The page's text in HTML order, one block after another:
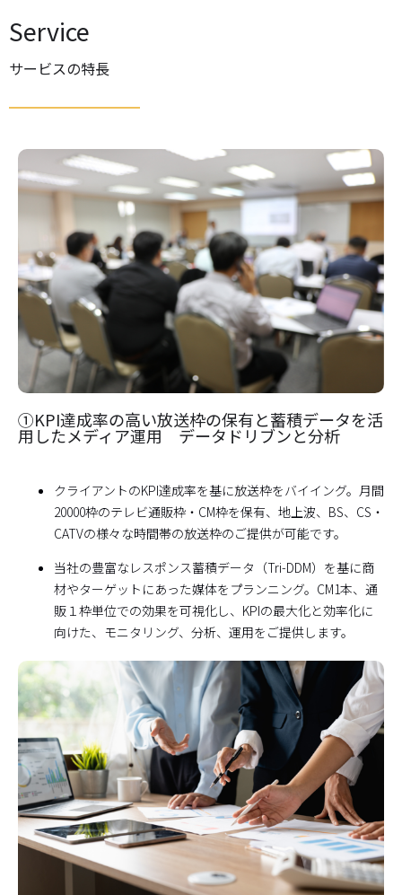
Service
サービスの特長
①KPI達成率の高い放送枠の保有と蓄積データを活
用したメディア運用 データドリブンと分析
クライアントのKPI達成率を基に放送枠をバイイング。月間
20000枠のテレビ通販枠・CM枠を保有、地上波、BS、CS・
CATVの様々な時間帯の放送枠のご提供が可能です。
当社の豊富なレスポンス蓄積データ（Tri-DDM）を基に商
材やターゲットにあった媒体をプランニング。CM1本、通
販１枠単位での効果を可視化し、KPIの最大化と効率化に
向けた、モニタリング、分析、運用をご提供します。